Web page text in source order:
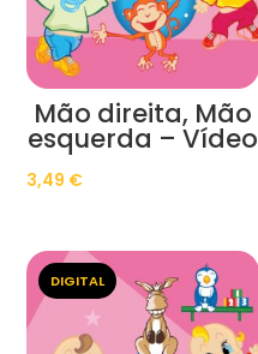
Mão direita, Mão
esquerda – Vídeo
3,49 €
DIGITAL